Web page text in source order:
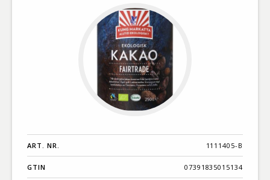
ART. NR. 1111405-B
GTIN 07391835015134